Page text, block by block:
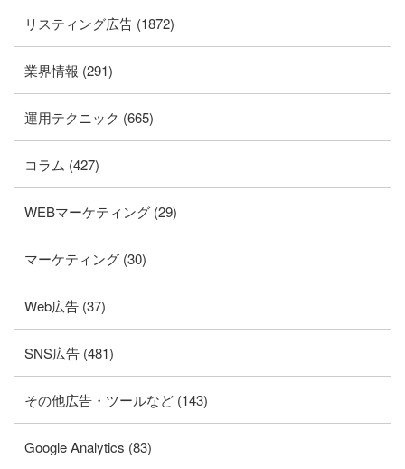
リスティング広告 (1872)
業界情報 (291)
運用テクニック (665)
コラム (427)
WEBマーケティング (29)
マーケティング (30)
Web広告 (37)
SNS広告 (481)
その他広告・ツールなど (143)
Google Analytics (83)